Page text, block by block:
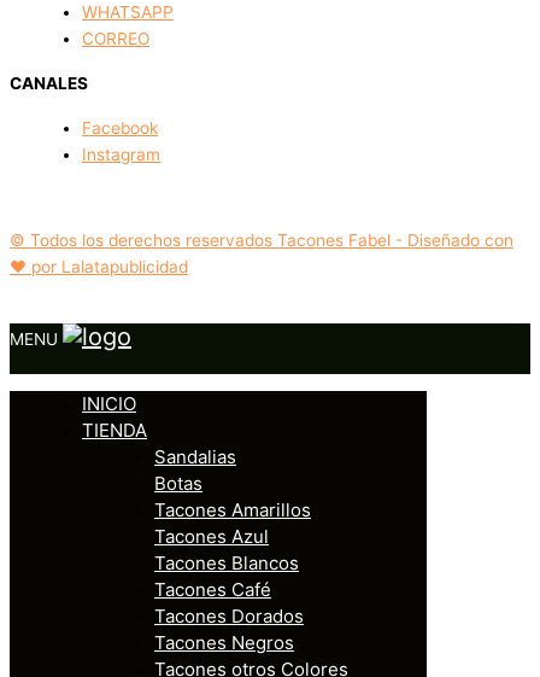
WHATSAPP
CORREO
CANALES
Facebook
Instagram
© Todos los derechos reservados Tacones Fabel - Diseñado con
❤️ por Lalatapublicidad
MENU
INICIO
TIENDA
Sandalias
Botas
Tacones Amarillos
Tacones Azul
Tacones Blancos
Tacones Café
Tacones Dorados
Tacones Negros
Tacones otros Colores